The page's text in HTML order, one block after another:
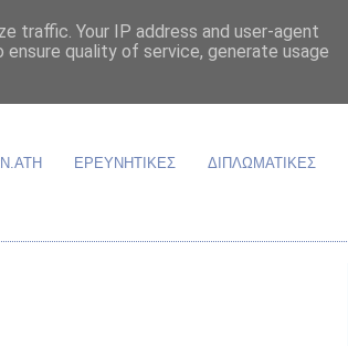
ΕΡΕΥΝΗΤΙΚΕΣ ΔΙΠΛΩΜΑΤΙΚΕΣ
traffic. Your IP address and user-agent
quality of service, generate usage